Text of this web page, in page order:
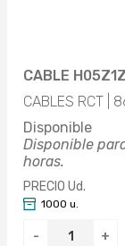
CABLE
CABLES RCT |
Disponible
Disponible
horas.
PRECIO Ud.
- +
1000 u.